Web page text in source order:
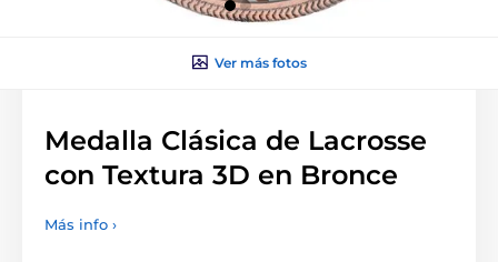
Ver más fotos
Medalla Clásica de Lacrosse
con Textura 3D en Bronce
Más info ›